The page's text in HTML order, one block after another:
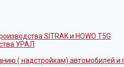
SITRAK и HOWO T5G
УРАЛ
( надстройкам) автомобилей